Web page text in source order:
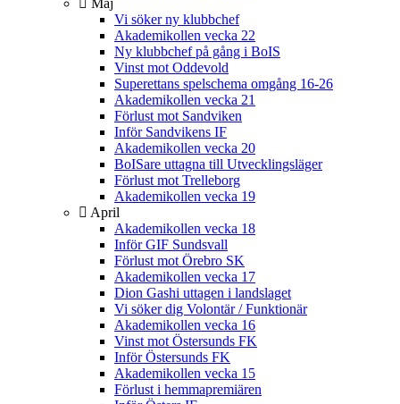
Vi söker ny klubbchef
Akademikollen vecka 22
Ny klubbchef på gång i BoIS
Vinst mot Oddevold
Superettans spelschema omgång 16-26
Akademikollen vecka 21
Förlust mot Sandviken
Inför Sandvikens IF
Akademikollen vecka 20
BoISare uttagna till Utvecklingsläger
Förlust mot Trelleborg
Akademikollen vecka 19
April
Akademikollen vecka 18
Inför GIF Sundsvall
Förlust mot Örebro SK
Akademikollen vecka 17
Dion Gashi uttagen i landslaget
Vi söker dig Volontär / Funktionär
Akademikollen vecka 16
Vinst mot Östersunds FK
Inför Östersunds FK
Akademikollen vecka 15
Förlust i hemmapremiären